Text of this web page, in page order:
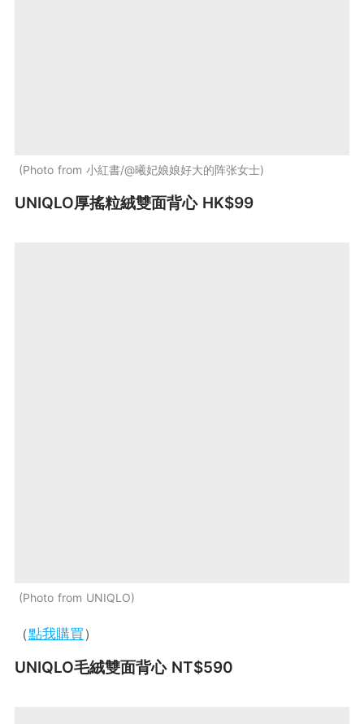
Photo from 小紅書/@曦妃娘娘好大的阵张女士
UNIQLO厚搖粒絨雙面背心 HK$99
Photo from UNIQLO
（點我購買）
UNIQLO毛絨雙面背心 NT$590